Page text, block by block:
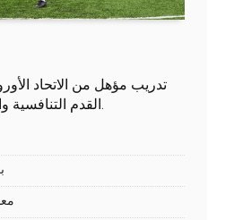
تدريب مؤهل من الاتحاد
القدم التنافسية والمسارات في إنجلترا.